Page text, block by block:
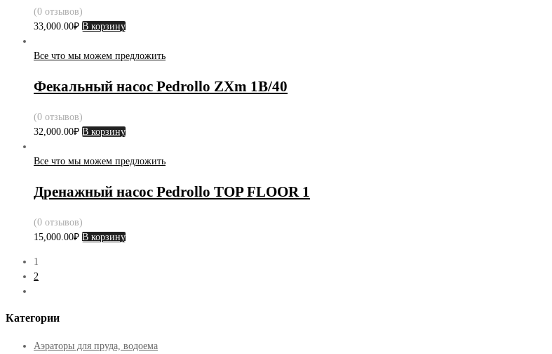
(0 отзывов)
33,000.00₽ В корзину
Все что мы можем предложить
Фекальный насос Pedrollo ZXm 1B/40
(0 отзывов)
32,000.00₽ В корзину
Все что мы можем предложить
Дренажный насос Pedrollo TOP FLOOR 1
(0 отзывов)
15,000.00₽ В корзину
1
2
Категории
Аэраторы для пруда, водоема